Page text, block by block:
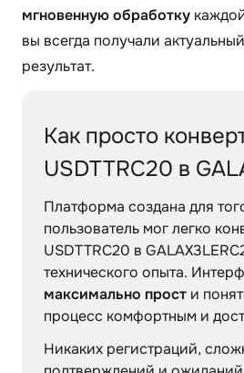
мгновенную обработку
вы всегда получали
результат.
Как просто
USDTTRC20 в
Платформа создана для
пользователь мог легко
USDTTRC20 в
технического опыта.
максимально прост и
процесс комфортным и
Никаких регистраций,